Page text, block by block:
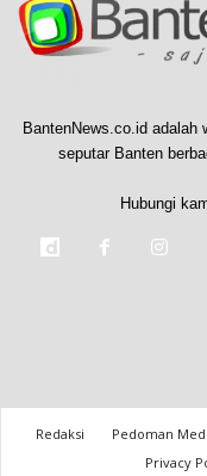
BantenNews.co.id adalah
seputar Banten
Hubungi
Redaksi Pedoman
Privacy